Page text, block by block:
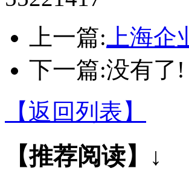
上一篇: 上海
下一篇:没有了!
【返回列表】
【推荐阅读】↓